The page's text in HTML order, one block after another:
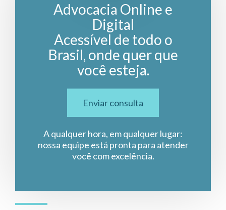
Advocacia Online e
Digital
Acessível de todo o
Brasil, onde quer que
você esteja.
Enviar consulta
A qualquer hora, em qualquer lugar:
nossa equipe está pronta para atender
você com excelência.